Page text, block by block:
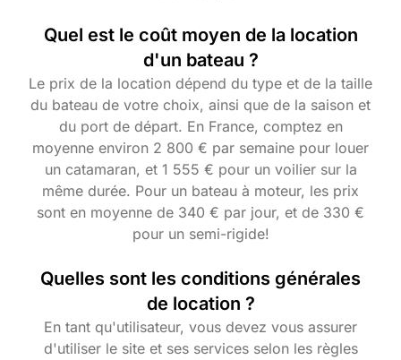
Quel est le coût moyen de la location
d'un bateau ?
Le prix de la location dépend du type et de la taille
du bateau de votre choix, ainsi que de la saison et
du port de départ. En France, comptez en
moyenne environ 2 800 € par semaine pour louer
un catamaran, et 1 555 € pour un voilier sur la
même durée. Pour un bateau à moteur, les prix
sont en moyenne de 340 € par jour, et de 330 €
pour un semi-rigide!
Quelles sont les conditions générales
de location ?
En tant qu'utilisateur, vous devez vous assurer
d'utiliser le site et ses services selon les règles